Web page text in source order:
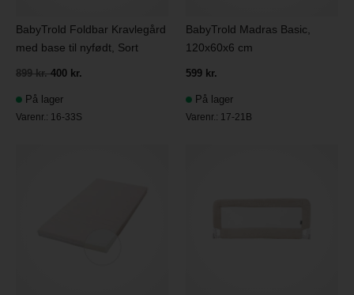
BabyTrold Foldbar Kravlegård
med base til nyfødt, Sort
899 kr.400 kr.
På lager
Varenr.: 16-33S
BabyTrold Madras Basic,
120x60x6 cm
599 kr.
På lager
Varenr.: 17-21B